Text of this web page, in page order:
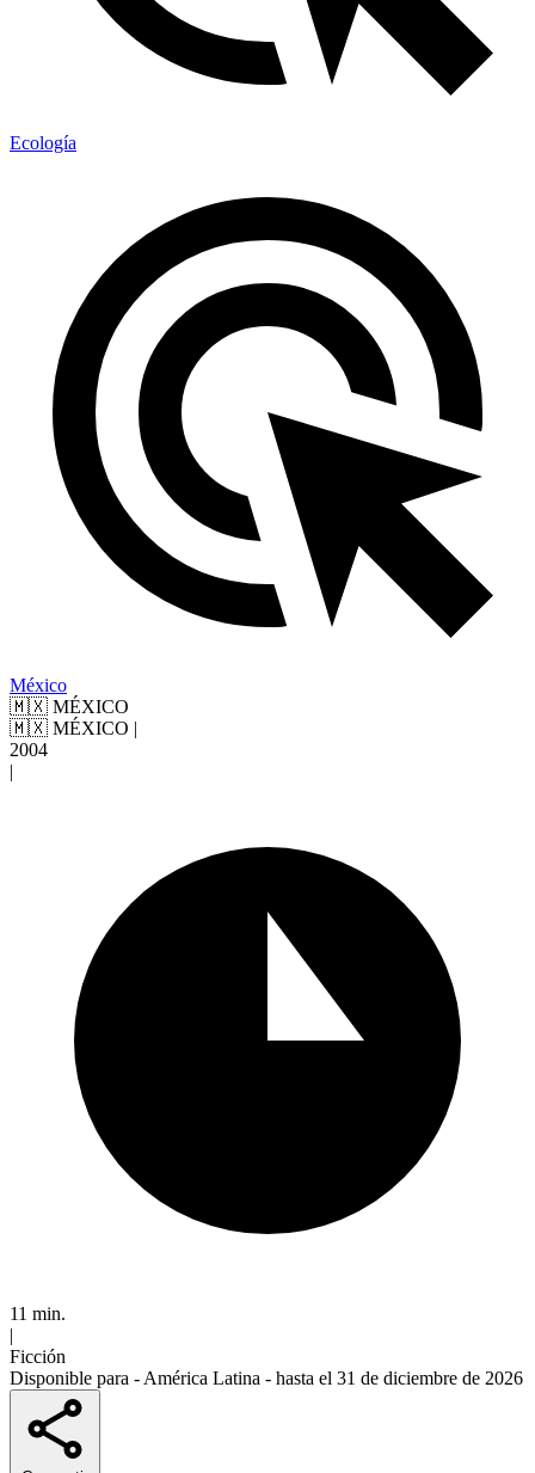
Ecología
México
🇲🇽 MÉXICO
🇲🇽 MÉXICO |
2004
|
11 min.
|
Ficción
Disponible para - América Latina - hasta el 31 de diciembre de 2026